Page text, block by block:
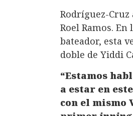
Rodríguez-
Roel Ramos.
bateador, esta
doble de Yiddi
“Estamos
a estar en
con el mismo